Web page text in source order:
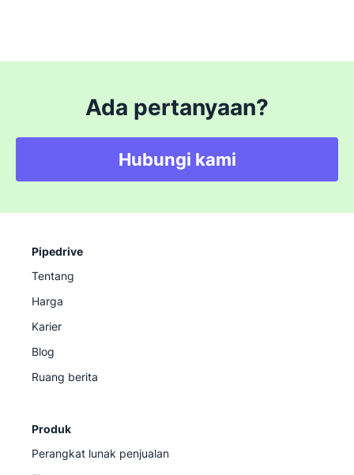
Ada pertanyaan?
Hubungi kami
Pipedrive
Tentang
Harga
Karier
Blog
Ruang berita
Produk
Perangkat lunak penjualan